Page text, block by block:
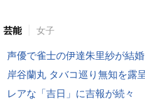
芸能 女子
声優で雀士の伊達朱里紗が結婚
岸谷蘭丸 タバコ巡り無知を露
レアな「吉日」に吉報が続々